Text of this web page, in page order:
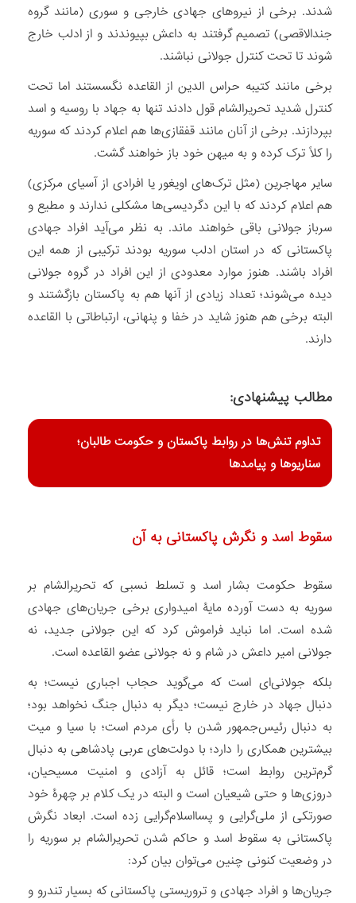
شدند. برخی از نیروهای جهادی خارجی و سوری (مانند گروه
جندالاقصی) تصمیم گرفتند به داعش بپیوندند و از ادلب خارج
شوند تا تحت کنترل جولانی نباشند.
برخی مانند کتیبه حراس الدین از القاعده نگسستند اما تحت
کنترل شدید تحریرالشام قول دادند تنها به جهاد با روسیه و اسد
بپردازند. برخی از آنان مانند قفقازی‏‌ها هم اعلام کردند که سوریه
را کلاً ترک کرده و به میهن خود باز خواهند گشت.
سایر مهاجرین (مثل ترک‏‌های اویغور یا افرادی از آسیای مرکزی)
هم اعلام کردند که با این دگردیسی‏‌ها مشکلی ندارند و مطیع و
سرباز جولانی باقی خواهند ماند. به نظر می‏‌آید افراد جهادی
پاکستانی که در استان ادلب سوریه بودند ترکیبی از همه این
افراد باشند. هنوز موارد معدودی از این افراد در گروه جولانی
دیده می‌‏شوند؛ تعداد زیادی از آنها هم به پاکستان بازگشتند و
البته برخی هم هنوز شاید در خفا و پنهانی، ارتباطاتی با القاعده
دارند.
مطالب پیشنهادی:
تداوم تنش‌‌ها در روابط پاکستان و حکومت طالبان؛
سناریوها و پیامدها
سقوط اسد و نگرش پاکستانی به آن
سقوط حکومت بشار اسد و تسلط نسبی که تحریرالشام بر
سوریه به دست آورده مایۀ امیدواری برخی جریان‌های جهادی
شده است. اما نباید فراموش کرد که این جولانی جدید، نه
جولانی امیر داعش در شام و نه جولانی عضو القاعده است.
بلکه جولانی‌ای است که می‏‌گوید حجاب اجباری نیست؛ به
دنبال جهاد در خارج نیست؛ دیگر به دنبال جنگ نخواهد بود؛
به دنبال رئیس‌جمهور شدن با رأی مردم است؛ با سیا و میت
بیشترین همکاری را دارد؛ با دولت‌های عربی پادشاهی به دنبال
گرم‏‌ترین روابط است؛ قائل به آزادی و امنیت مسیحیان،
دروزی‏‌ها و حتی شیعیان است و البته در یک کلام بر چهرۀ خود
صورتکی از ملی‏‌گرایی و پسااسلام‌‏گرایی زده است. ابعاد نگرش
پاکستانی به سقوط اسد و حاکم شدن تحریرالشام بر سوریه را
در وضعیت کنونی چنین می‌‏توان بیان کرد:
جریان‌ها و افراد جهادی و تروریستی پاکستانی که بسیار تندرو و